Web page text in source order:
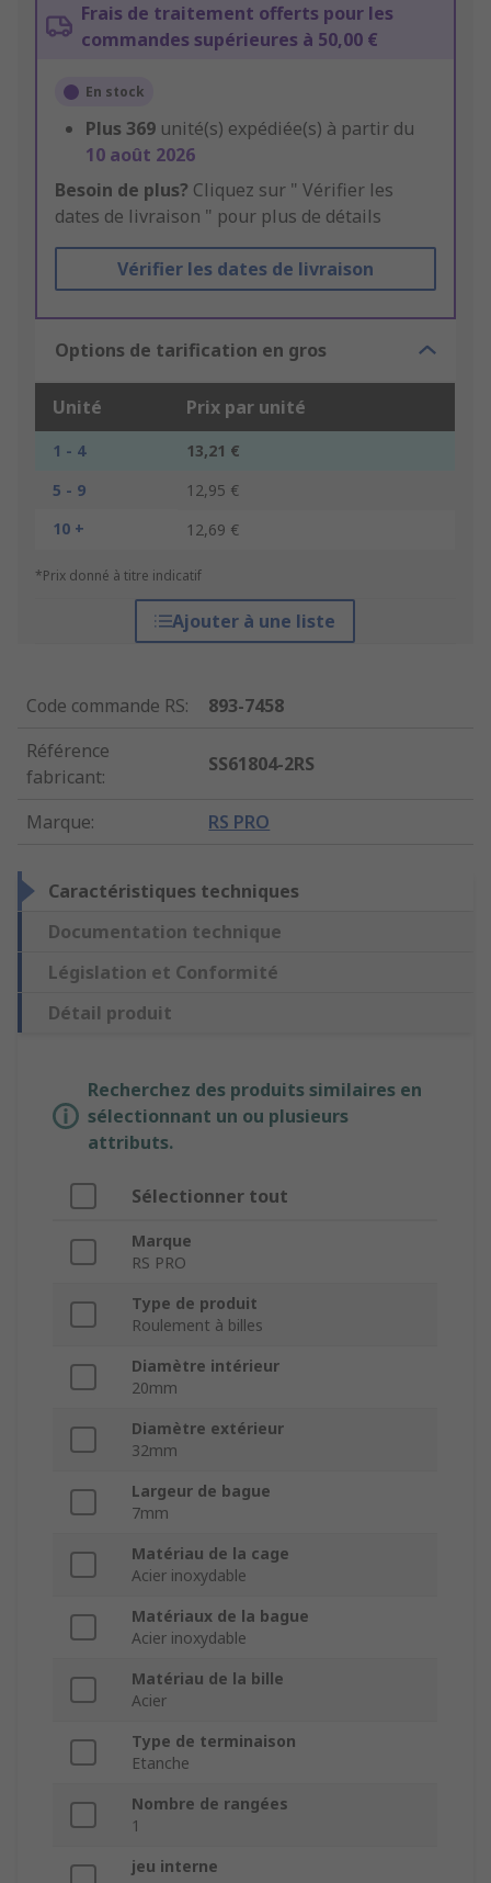
Frais de traitement offerts pour les
commandes supérieures à 50,00 €
En stock
Plus 369 unité(s) expédiée(s) à partir du
10 août 2026
Besoin de plus? Cliquez sur " Vérifier les
dates de livraison " pour plus de détails
Vérifier les dates de livraison
Options de tarification en gros
Unité Prix par unité
1 - 4
13,21 €
5 - 9
12,95 €
10 +
12,69 €
*Prix donné à titre indicatif
Ajouter à une liste
Code commande RS:
893-7458
Référence
fabricant:
SS61804-2RS
Marque: RS PRO
Caractéristiques techniques
Documentation technique
Législation et Conformité
Détail produit
Recherchez des produits similaires en
sélectionnant un ou plusieurs
attributs.
Sélectionner tout
Marque
RS PRO
Type de produit
Roulement à billes
Diamètre intérieur
20mm
Diamètre extérieur
32mm
Largeur de bague
7mm
Matériau de la cage
Acier inoxydable
Matériaux de la bague
Acier inoxydable
Matériau de la bille
Acier
Type de terminaison
Etanche
Nombre de rangées
1
jeu interne